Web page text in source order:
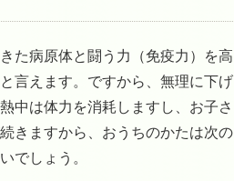
た病原体と闘う力（免疫力）を高
言えます。ですから、無理に下げ
中は体力を消耗しますし、お子さ
きますから、おうちのかたは次の
でしょう。